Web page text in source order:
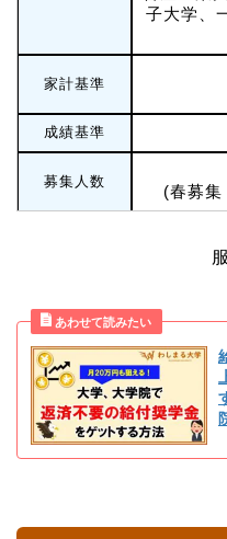
子大学、
家計基準
成績基準
募集人数
(春募集